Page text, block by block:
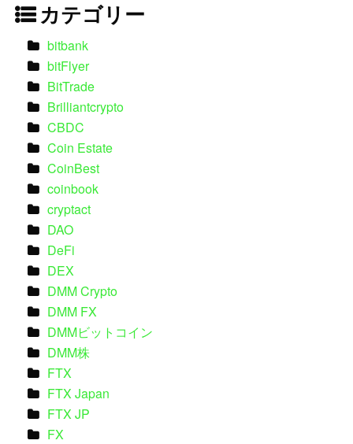
カテゴリー
bitbank
bitFlyer
BitTrade
Brilliantcrypto
CBDC
Coin Estate
CoinBest
coinbook
cryptact
DAO
DeFi
DEX
DMM Crypto
DMM FX
DMMビットコイン
DMM株
FTX
FTX Japan
FTX JP
FX